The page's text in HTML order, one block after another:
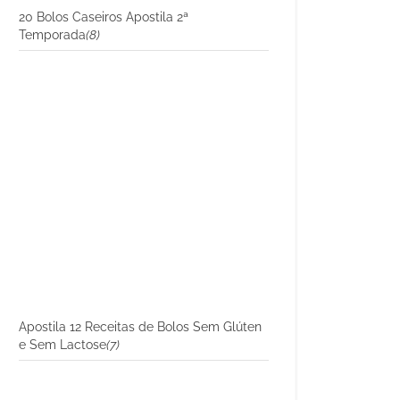
20 Bolos Caseiros Apostila 2ª
Temporada(8)
Apostila 12 Receitas de Bolos Sem Glúten
e Sem Lactose(7)